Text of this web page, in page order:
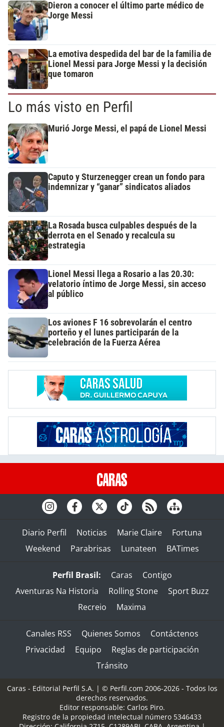
Dieron a conocer el último parte médico de
Jorge Messi
La emotiva despedida del bar de la familia de
Lionel Messi para Jorge Messi y la decisión
que tomaron
Lo más visto en Perfil
Murió Jorge Messi, el papá de Lionel Messi
Caputo y Sturzenegger crean un fondo para
indemnizar y “ganar” sindicatos aliados
La Rosada busca culpables después de la
derrota en el Senado y recalcula su
estrategia
Lionel Messi llega a Rosario a las 20.30:
velatorio íntimo de Jorge Messi, sin acceso
al público
Los aviones F 16 sobrevolarán el centro
porteño y el lunes participarán de la
celebración de la Fuerza Aérea
Diario Perfil Noticias Marie Claire
Fortuna
Weekend
Parabrisas Lunateen BATimes
Perfil Brasil: Caras
Contigo
Aventuras Na Historia
Rolling Stone
Sport Buzz
Recreio
Maxima
Canales RSS Quienes Somos
Contáctenos
Privacidad
Equipo
Reglas de participación
Tránsito
Caras - Editorial Perfil S.A. | © Perfil.com 2006-2026 - Todos los
derechos reservados.
Editor responsable: Carlos Piro.
Registro de la propiedad intelectual número 5346433